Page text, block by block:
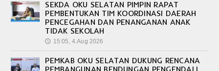
SEKDA OKU SELATAN PIMPIN RAPAT
PEMBENTUKAN TIM KOORDINASI DAERAH
PENCEGAHAN DAN PENANGANAN ANAK
TIDAK SEKOLAH
🕔 15:05, 4.Aug 2026
PEMKAB OKU SELATAN DUKUNG RENCANA